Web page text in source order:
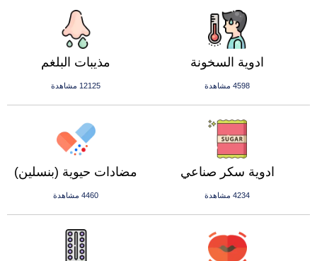
مذيبات البلغم
12125 مشاهدة
ادوية السخونة
4598 مشاهدة
مضادات حيوية (بنسلين)
4460 مشاهدة
ادوية سكر صناعي
4234 مشاهدة